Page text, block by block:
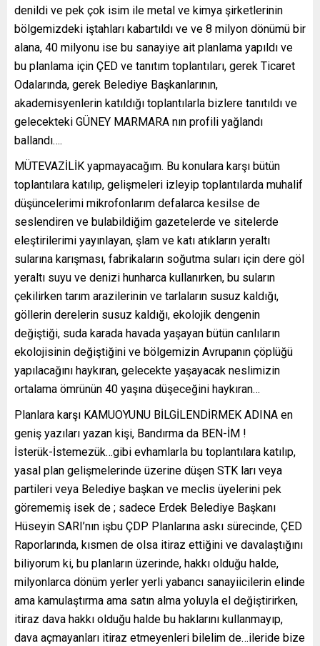
denildi ve pek çok isim ile metal ve kimya şirketlerinin
bölgemizdeki iştahları kabartıldı ve ve 8 milyon dönümü bir
alana, 40 milyonu ise bu sanayiye ait planlama yapıldı ve
bu planlama için ÇED ve tanıtım toplantıları, gerek Ticaret
Odalarında, gerek Belediye Başkanlarının,
akademisyenlerin katıldığı toplantılarla bizlere tanıtıldı ve
gelecekteki GÜNEY MARMARA nın profili yağlandı
ballandı….
MÜTEVAZİLİK yapmayacağım. Bu konulara karşı bütün
toplantılara katılıp, gelişmeleri izleyip toplantılarda muhalif
düşüncelerimi mikrofonlarım defalarca kesilse de
seslendiren ve bulabildiğim gazetelerde ve sitelerde
eleştirilerimi yayınlayan, şlam ve katı atıkların yeraltı
sularına karışması, fabrikaların soğutma suları için dere göl
yeraltı suyu ve denizi hunharca kullanırken, bu suların
çekilirken tarım arazilerinin ve tarlaların susuz kaldığı,
göllerin derelerin susuz kaldığı, ekolojik dengenin
değiştiği, suda karada havada yaşayan bütün canlıların
ekolojisinin değiştiğini ve bölgemizin Avrupanın çöplüğü
yapılacağını haykıran, gelecekte yaşayacak neslimizin
ortalama ömrünün 40 yaşına düşeceğini haykıran…
Planlara karşı KAMUOYUNU BİLGİLENDİRMEK ADINA en
geniş yazıları yazan kişi, Bandırma da BEN-İM !
İsterük-İstemezük…gibi evhamlarla bu toplantılara katılıp,
yasal plan gelişmelerinde üzerine düşen STK ları veya
partileri veya Belediye başkan ve meclis üyelerini pek
görememiş isek de ; sadece Erdek Belediye Başkanı
Hüseyin SARI’nın işbu ÇDP Planlarına askı sürecinde, ÇED
Raporlarında, kısmen de olsa itiraz ettiğini ve davalaştığını
biliyorum ki, bu planların üzerinde, hakkı olduğu halde,
milyonlarca dönüm yerler yerli yabancı sanayiicilerin elinde
ama kamulaştırma ama satın alma yoluyla el değiştirirken,
itiraz dava hakkı olduğu halde bu haklarını kullanmayıp,
dava açmayanları itiraz etmeyenleri bilelim de…ileride bize